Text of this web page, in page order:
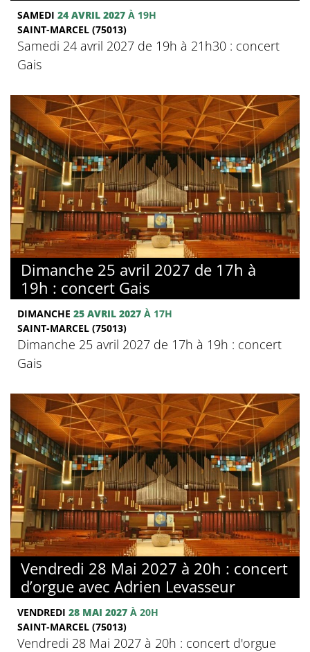
SAMEDI 24 AVRIL 2027 À 19H
SAINT-MARCEL (75013)
Samedi 24 avril 2027 de 19h à 21h30 : concert
Gais
Dimanche 25 avril 2027 de 17h à
19h : concert Gais
DIMANCHE 25 AVRIL 2027 À 17H
SAINT-MARCEL (75013)
Dimanche 25 avril 2027 de 17h à 19h : concert
Gais
Vendredi 28 Mai 2027 à 20h : concert
d’orgue avec Adrien Levasseur
VENDREDI 28 MAI 2027 À 20H
SAINT-MARCEL (75013)
Vendredi 28 Mai 2027 à 20h : concert d'orgue